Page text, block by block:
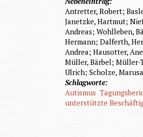
Antretter, Robert;
Janetzke, Hartmut;
Andreas; Wohlleben,
Hermann; Dalferth,
Andrea; Hausotter,
Müller, Bärbel; Müller-
Ulrich; Scholze,
Schlagworte:
Autismus
unterstützte